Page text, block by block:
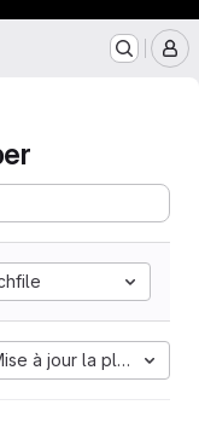
à jour la plus